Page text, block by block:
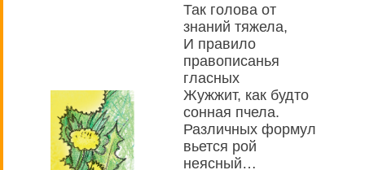
Так голова от
знаний тяжела,
И правило
правописанья
гласных
Жужжит, как будто
сонная пчела.
Различных формул
вьется рой
неясный…